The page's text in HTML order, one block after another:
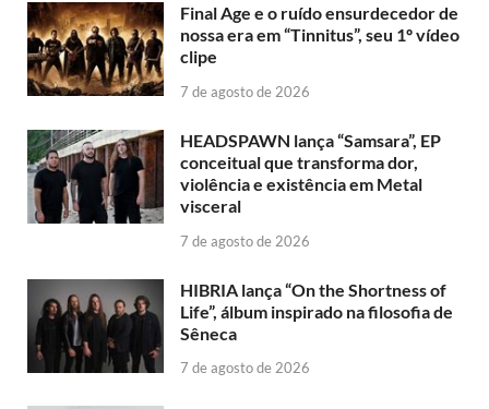
Final Age e o ruído ensurdecedor de
nossa era em “Tinnitus”, seu 1º vídeo
clipe
7 de agosto de 2026
HEADSPAWN lança “Samsara”, EP
conceitual que transforma dor,
violência e existência em Metal
visceral
7 de agosto de 2026
HIBRIA lança “On the Shortness of
Life”, álbum inspirado na filosofia de
Sêneca
7 de agosto de 2026